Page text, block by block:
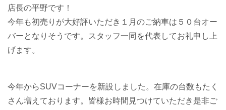
店長の平野です！
今年も初売りが大好評いただき１月のご納車は５０台オー
バーとなりそうです。スタッフ一同を代表してお礼申し上
げます。
今年からSUVコーナーを新設しました。在庫の台数もたく
さん増えております。皆様お時間見つけていただき是非ご